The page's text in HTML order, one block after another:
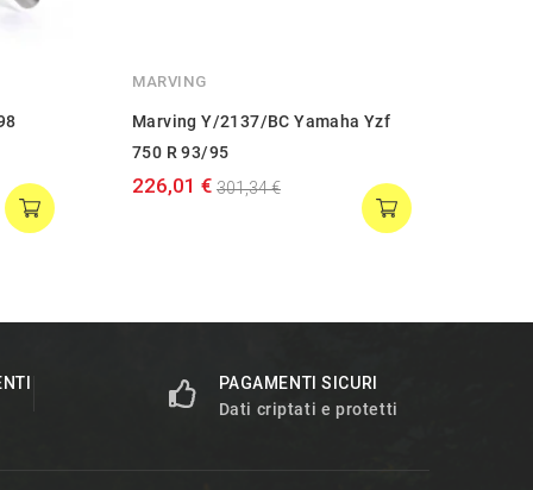
MARVING
Marving Y/2137/BC Yamaha Yzf
750 R 93/95
226,01 € 301,34 €
PAGAMENTI SICURI
Dati criptati e protetti